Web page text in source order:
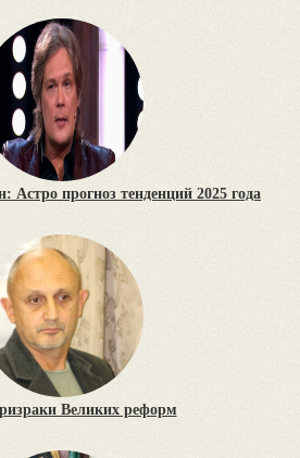
Астро прогноз тенденций 2025 года
Великих реформ